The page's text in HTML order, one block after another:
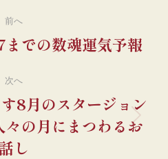
前へ
前
投
稿:
での数魂運気予報
次へ
次
の
8月のスタージョン
々の月にまつわるお
話し